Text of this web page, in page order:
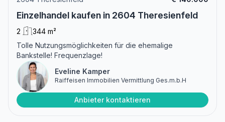
Einzelhandel kaufen in 2604 Theresienfeld
2
344 m²
Tolle Nutzungsmöglichkeiten für die ehemalige
Bankstelle! Frequenzlage!
Eveline Kamper
Raiffeisen Immobilien Vermittlung Ges.m.b.H
Anbieter kontaktieren